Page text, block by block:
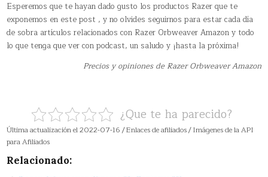
Esperemos que te hayan dado gusto los productos Razer que te
exponemos en este post , y no olvides seguirnos para estar cada día
de sobra artículos relacionados con Razer Orbweaver Amazon y todo
lo que tenga que ver con podcast, un saludo y ¡hasta la próxima!
Precios y opiniones de Razer Orbweaver Amazon
¿Que te ha parecido?
Última actualización el 2022-07-16 / Enlaces de afiliados / Imágenes de la API
para Afiliados
Relacionado: